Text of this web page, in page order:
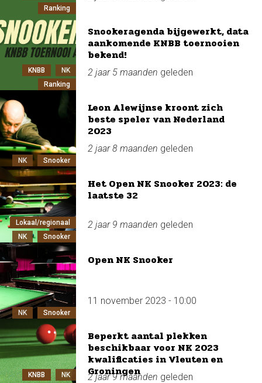
Ranking
KNBB
NK
Ranking
Snookeragenda bijgewerkt, data
aankomende KNBB toernooien
bekend!
2 jaar 5 maanden geleden
NK Snooker
Leon Alewijnse kroont zich
beste speler van Nederland
2023
2 jaar 8 maanden geleden
Lokaal/regionaal
NK
Snooker
Het Open NK Snooker 2023: de
laatste 32
2 jaar 9 maanden geleden
NK Snooker
Open NK Snooker
11 november 2023 - 10:00
KNBB
NK
Beperkt aantal plekken
beschikbaar voor NK 2023
kwalificaties in Vleuten en
Groningen
2 jaar 9 maanden geleden